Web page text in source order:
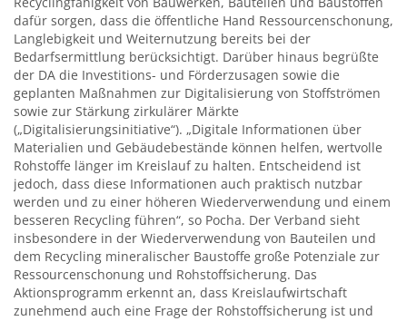
dafür sorgen, dass die öffentliche Hand Ressourcenschonung,
Langlebigkeit und Weiternutzung bereits bei der
Bedarfsermittlung berücksichtigt. Darüber hinaus begrüßte
der DA die Investitions- und Förderzusagen sowie die
geplanten Maßnahmen zur Digitalisierung von Stoffströmen
sowie zur Stärkung zirkulärer Märkte
(„Digitalisierungsinitiative“). „Digitale Informationen über
Materialien und Gebäudebestände können helfen, wertvolle
Rohstoffe länger im Kreislauf zu halten. Entscheidend ist
jedoch, dass diese Informationen auch praktisch nutzbar
werden und zu einer höheren Wiederverwendung und einem
besseren Recycling führen“, so Pocha. Der Verband sieht
insbesondere in der Wiederverwendung von Bauteilen und
dem Recycling mineralischer Baustoffe große Potenziale zur
Ressourcenschonung und Rohstoffsicherung. Das
Aktionsprogramm erkennt an, dass Kreislaufwirtschaft
zunehmend auch eine Frage der Rohstoffsicherung ist und